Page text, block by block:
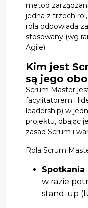
metod
jedna z trzech
rola odpowiada
stosowany (wg
Agile).
Kim jest
są jego
Scrum Master
facylitatorem i
leadership) w
projektu, dbając
zasad Scrum i
Rola Scrum
w razie
stand-up